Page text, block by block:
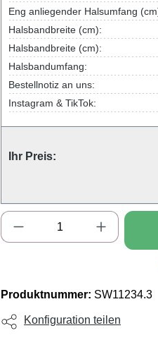
Eng anliegender Halsumfang
Halsbandbreite (cm):
Halsbandbreite (cm):
Halsbandumfang:
Bestellnotiz an uns:
Instagram & TikTok:
Ihr Preis:
Produkt Anzahl: Gib
Produktnummer: SW11234.3
Konfiguration teilen